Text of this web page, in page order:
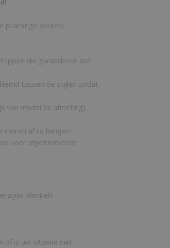
prachtige deuren:
die garanderen dat
tussen de stijlen zodat
van model en afmeting)
muren af te hangen.
voor afgetimmerde
identiek!
of is uw situatie niet